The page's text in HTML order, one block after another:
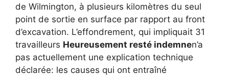
de Wilmington, à plusieurs kilomètres du seul
point de sortie en surface par rapport au front
d’excavation. L’effondrement, qui impliquait 31
travailleurs Heureusement resté indemnen’a
pas actuellement une explication technique
déclarée: les causes qui ont entraîné